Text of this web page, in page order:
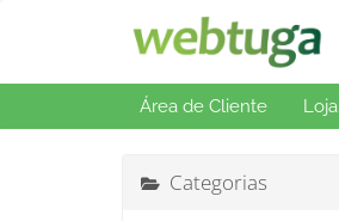
Área de Cliente Loja
Categorias